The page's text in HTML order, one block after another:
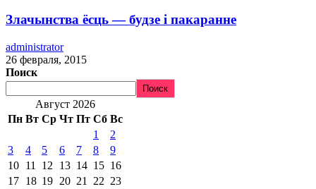
Злачынства ёсць — будзе і пакаранне
administrator
26 февраля, 2015
Поиск
Поиск
Август 2026
Пн Вт Ср Чт Пт Сб Вс
1
2
3
4 5 6 7 8
9
10 11 12 13 14 15 16
17 18 19 20 21 22 23